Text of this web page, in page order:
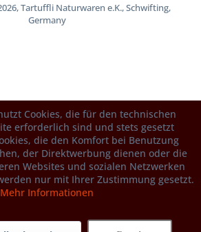
Tartuffli Naturwaren e.K., Schwifting,
Germany
Cookies, die für den technischen
erforderlich sind und stets gesetzt
die den Komfort bei Benutzung
der Direktwerbung dienen oder die
Websites und sozialen Netzwerken
nur mit Ihrer Zustimmung gesetzt.
Mehr Informationen